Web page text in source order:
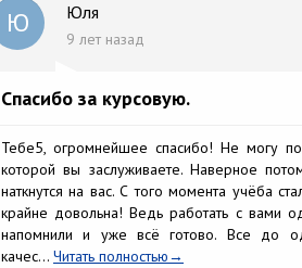
Ю Юля
9 лет назад
Спасибо за курсовую.
Тебе5, огромнейшее спасибо! Не могу
которой вы заслуживаете. Наверное
наткнутся на вас. С того момента учёба
крайне довольна! Ведь работать с вами
напомнили и уже всё готово. Все до
качес... Читать полностью